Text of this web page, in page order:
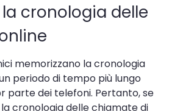
la cronologia delle
memorizzano la cronologia
periodo di tempo più lungo
parte dei telefoni. Pertanto, se
cronologia delle chiamate di